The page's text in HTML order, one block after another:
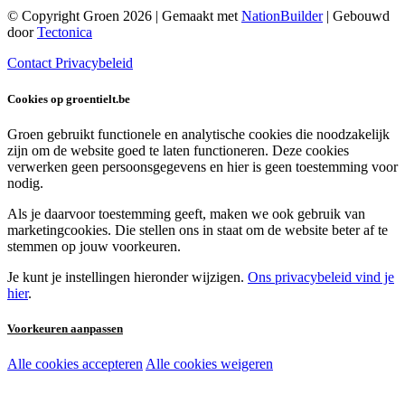
© Copyright Groen 2026 | Gemaakt metNationBuilder| Gebouwd
doorTectonica
ContactPrivacybeleid
Cookies op groentielt.be
Groen gebruikt functionele en analytische cookies die noodzakelijk
zijn om de website goed te laten functioneren. Deze cookies
verwerken geen persoonsgegevens en hier is geen toestemming voor
nodig.
Als je daarvoor toestemming geeft, maken we ook gebruik van
marketingcookies. Die stellen ons in staat om de website beter af te
stemmen op jouw voorkeuren.
Je kunt je instellingen hieronder wijzigen. Ons privacybeleid vind je
hier.
Voorkeuren aanpassen
Noodzakelijke cookies:
Alle cookies accepteren Alle cookies weigeren